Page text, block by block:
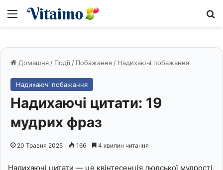
Меню
Домашня / Події / Побажання / Надихаючі побажання
Надихаючі побажання
Надихаючі цитати: 19
мудрих фраз
20 Травня 2025 166 4 хвилин читання
Надихаючі цитати — це квінтесенція людської мудрості,